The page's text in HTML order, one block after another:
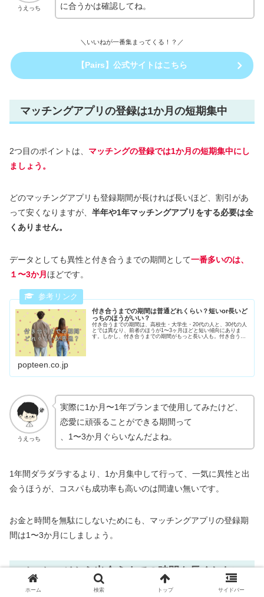
うえっち
に合うかは確認してね。
＼いいねが一番集まってくる！？／
【Pairs】公式サイトはこちら
マッチングアプリの登録は1か月の短期集中
2つ目のポイントは、 マッチングの登録では1か月の短期集中にし
ましょう。
どのマッチングアプリも登録期間が長ければ長いほど、割引があ
って安くなりますが、 半年や1年マッチングアプリをする必要は全
くありません。
データとしても異性と付き合うまでの期間として一番多いのは、
１〜3か月 ほどです。
付き合うまでの期間は普通どれくらい？短いor長いど
っちのほうがいい？
付き合うまでの期間は、高校生・大学生・20代の人と、30代の人
とでは異なり、前者のほうが1〜3ヶ月ほどと短い傾向にありま
す。しかし、付き合うまでの期間がもっと長い人も。付き合うま
popteen.co.jp
うえっち
実際に1か月〜1年プランまで使用してみたけど、
恋愛に頑張ることができる期間って
、1〜3か月ぐらいなんだよね。
1年間ダラダラするより、1か月集中して行って、一気に異性と出
会うほうが、コスパも成功率も高いのは間違い無いです。
お金と時間を無駄にしないためにも、マッチングアプリの登録期
間は1〜3か月にしましょう。
メッセージから出会うまでの時間を長くしない
ホーム 検索 トップ サイドバー